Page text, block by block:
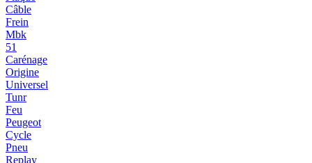
Câble
Frein
Mbk
51
Carénage
Origine
Universel
Tunr
Feu
Peugeot
Cycle
Pneu
Replay